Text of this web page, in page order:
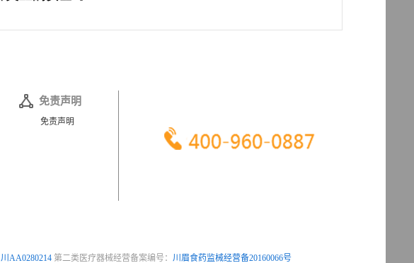
免责声明
免责声明
川AA0280214 第二类医疗器械经营备案编号： 川眉食药监械经营备20160066号